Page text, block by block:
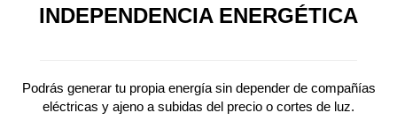
INDEPENDENCIA ENERGÉTICA
Podrás generar tu propia energía sin depender de compañías
eléctricas y ajeno a subidas del precio o cortes de luz.